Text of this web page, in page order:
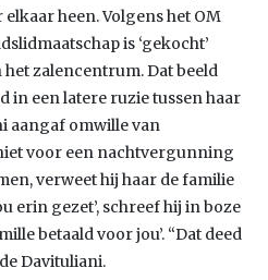
heen. Volgens het OM
is ‘gekocht’
zalencentrum. Dat beeld
in een latere ruzie tussen haar
aangaf omwille van
voor een nachtvergunning
verweet hij haar de familie
erin gezet’, schreef hij in boze
betaald voor jou’. “Dat deed
Davituliani.